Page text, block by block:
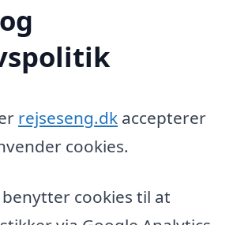
rejseseng.dk accepterer
cookies.
cookies til at